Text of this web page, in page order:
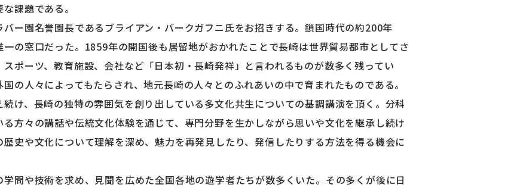
課題である。
ー園名誉園長であるブライアン・バークガフニ氏をお招きする。鎖国時代の約200年
の窓口だった。1859年の開国後も居留地がおかれたことで長崎は世界貿易都市としてさ
ポーツ、教育施設、会社など「日本初・長崎発祥」と言われるものが数多く残ってい
の人々によってもたらされ、地元長崎の人々とのふれあいの中で育まれたものである。
け、長崎の独特の雰囲気を創り出している多文化共生についての基調講演を頂く。分科
方々の講話や伝統文化体験を通じて、専門分野を生かしながら思いや文化を継承し続け
史や文化について理解を深め、魅力を再発見したり、発信したりする方法を得る機会に
問や技術を求め、見聞を広めた全国各地の遊学者たちが数多くいた。その多くが後に日